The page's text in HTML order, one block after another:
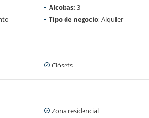
Alcobas: 3
Tipo de negocio: Alquiler
Clósets
Zona residencial